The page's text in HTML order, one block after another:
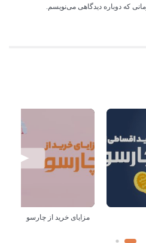
که دوباره دیدگاهی می‌نویسم.
مزایای خرید از چارسو